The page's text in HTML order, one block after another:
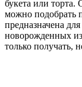
букета или
можно подобрать
предназначена
новорожденных
только получать,